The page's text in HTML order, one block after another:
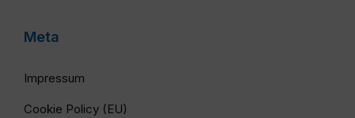
Meta
Impressum
Cookie Policy (EU)